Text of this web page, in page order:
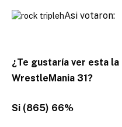
Asi votaron:
¿Te gustaría ver esta la
WrestleMania 31?
Si (865) 66%